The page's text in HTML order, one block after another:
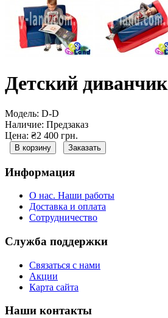
Детский диванчик
Модель: D-D
Наличие: Предзаказ
Цена: ₴2 400 грн.
В корзину Заказать
Информация
О нас. Наши работы
Доставка и оплата
Сотрудничество
Служба поддержки
Связаться с нами
Акции
Карта сайта
Наши контакты